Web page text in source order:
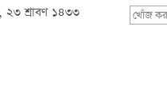
২৩ শ্রাবণ ১৪৩৩
খোঁজ